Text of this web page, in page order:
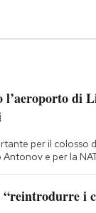
l’aeroporto di
per il colosso
e per la
“reintrodurre i